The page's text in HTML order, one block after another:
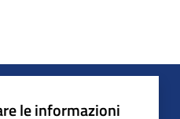
le informazioni